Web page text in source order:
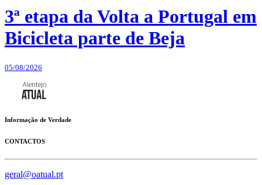
3ª etapa da Volta a Portugal em
Bicicleta parte de Beja
05/08/2026
Informação de Verdade
CONTACTOS
geral@oatual.pt